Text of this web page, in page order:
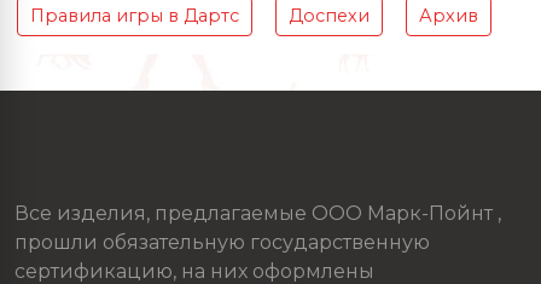
Правила игры в Дартс Доспехи Архив
Все изделия, предлагаемые ООО Марк-Пойнт ,
прошли обязательную государственную
сертификацию, на них оформлены